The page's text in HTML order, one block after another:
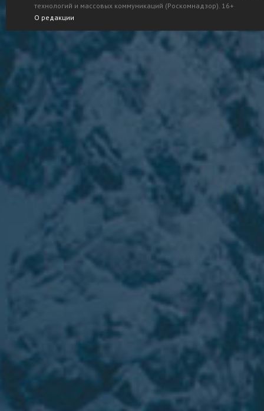
технологий и массовых коммуникаций (Роскомнадзор). 16+
О редакции